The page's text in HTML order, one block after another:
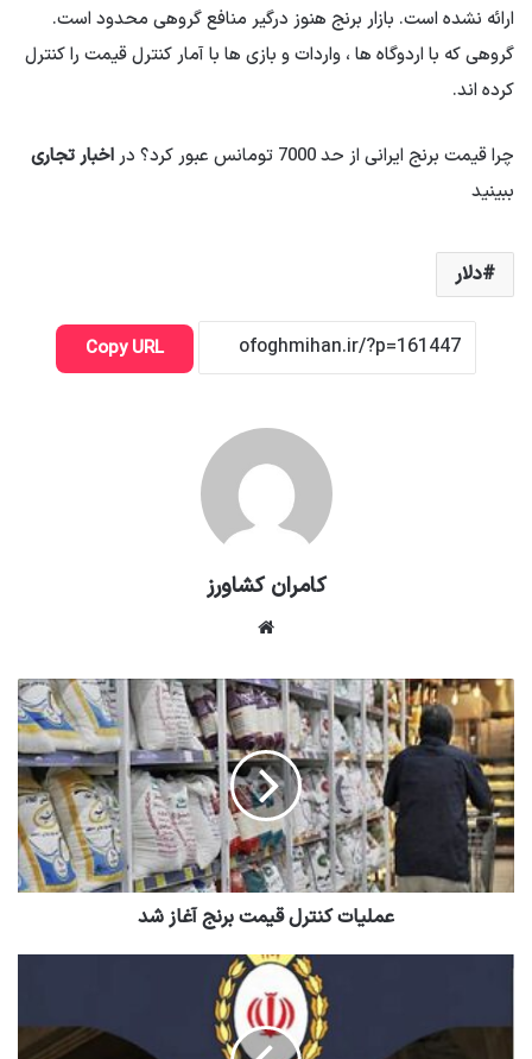
ارائه نشده است. بازار برنج هنوز درگیر منافع گروهی محدود است.
گروهی که با اردوگاه ها ، واردات و بازی ها با آمار کنترل قیمت را کنترل
کرده اند.
چرا قیمت برنج ایرانی از حد 7000 تومانس عبور کرد؟ در
اخبار تجاری
ببینید
دلار
Copy URL
کامران کشاورز
عملیات کنترل قیمت برنج آغاز شد